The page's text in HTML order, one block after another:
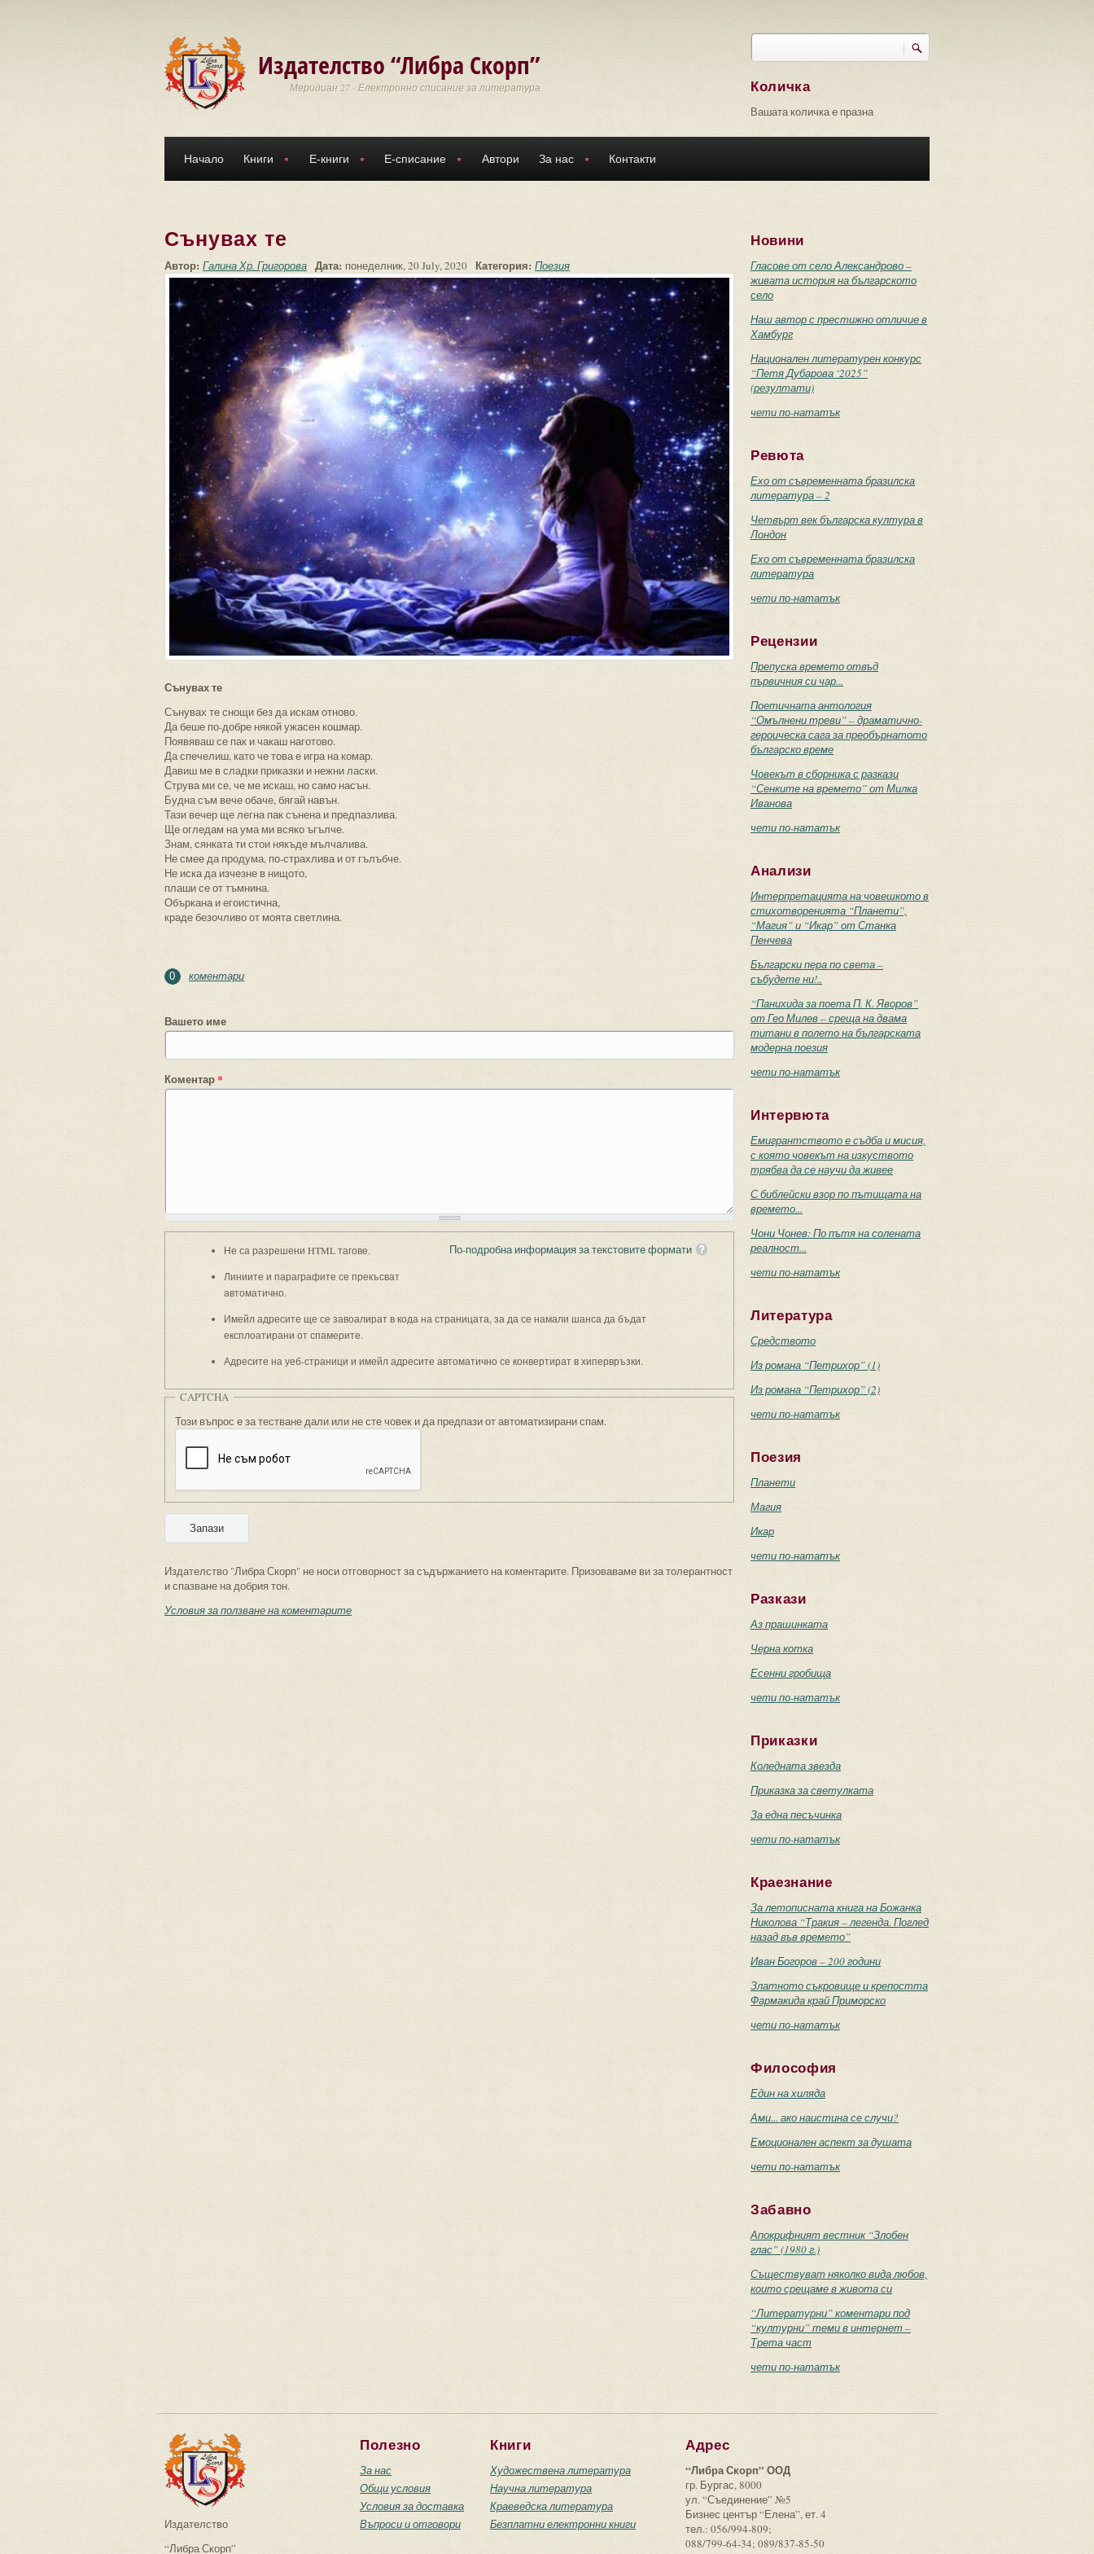
Издателство “Либра Скорп”
Меридиан 27 - Електронно списание за литература
Търси
Количка
Вашата количка е празна
Начало Книги Е-книги Е-списание Автори За нас Контакти
Сънувах те
Автор: Галина Хр. Григорова Дата: понеделник, 20 July, 2020 Категория: Поезия
Сънувах те
Сънувах те снощи без да искам отново.
Да беше по-добре някой ужасен кошмар.
Появяваш се пак и чакаш наготово.
Да спечелиш, като че това е игра на комар.
Давиш ме в сладки приказки и нежни ласки.
Струва ми се, че ме искаш, но само насън.
Будна съм вече обаче, бягай навън.
Тази вечер ще легна пак сънена и предпазлива.
Ще огледам на ума ми всяко ъгълче.
Знам, сянката ти стои някъде мълчалива.
Не смее да продума, по-страхлива и от гълъбче.
Не иска да изчезне в нищото,
плаши се от тъмнина.
Объркана и егоистична,
краде безочливо от моята светлина.
0 коментари
Вашето име
Коментар*
По-подробна информация за текстовите формати
Не са разрешени HTML тагове.
Линиите и параграфите се прекъсват
автоматично.
Имейл адресите ще се завоалират в кода на страницата, за да се намали шанса да бъдат
експлоатирани от спамерите.
Адресите на уеб-страници и имейл адресите автоматично се конвертират в хипервръзки.
CAPTCHA
Този въпрос е за тестване дали или не сте човек и да предпази от автоматизирани спам.
Издателство "Либра Скорп" не носи отговорност за съдържанието на коментарите. Призоваваме ви за толерантност
и спазване на добрия тон.
Условия за ползване на коментарите
Новини
Гласове от село Александрово –
живата история на българското
село
Наш автор с престижно отличие в
Хамбург
Национален литературен конкурс
“Петя Дубарова ‘2025”
(резултати)
чети по-нататък
Ревюта
Ехо от съвременната бразилска
литература – 2
Четвърт век българска култура в
Лондон
Ехо от съвременната бразилска
литература
чети по-нататък
Рецензии
Препуска времето отвъд
първичния си чар...
Поетичната антология
“Омълнени треви” – драматично-
героическа сага за преобърнатото
българско време
Човекът в сборника с разкази
“Сенките на времето” от Милка
Иванова
чети по-нататък
Анализи
Интерпретацията на човешкото в
стихотворенията “Планети”,
“Магия” и “Икар” от Станка
Пенчева
Български пера по света –
събудете ни!..
“Панихида за поета П. К. Яворов”
от Гео Милев – среща на двама
титани в полето на българската
модерна поезия
чети по-нататък
Интервюта
Емигрантството е съдба и мисия,
с която човекът на изкуството
трябва да се научи да живее
С библейски взор по пътищата на
времето...
Чони Чонев: По пътя на солената
реалност...
чети по-нататък
Литература
Средството
Из романа “Петрихор” (1)
Из романа “Петрихор” (2)
чети по-нататък
Поезия
Планети
Магия
Икар
чети по-нататък
Разкази
Аз прашинката
Черна котка
Есенни гробища
чети по-нататък
Приказки
Коледната звезда
Приказка за светулката
За една песъчинка
чети по-нататък
Краезнание
За летописната книга на Божанка
Николова “Тракия – легенда. Поглед
назад във времето”
Иван Богоров – 200 години
Златното съкровище и крепостта
Фармакида край Приморско
чети по-нататък
Философия
Един на хиляда
Ами... ако наистина се случи?
Емоционален аспект за душата
чети по-нататък
Забавно
Апокрифният вестник “Злобен
глас” (1980 г.)
Съществуват няколко вида любов,
които срещаме в живота си
“Литературни” коментари под
“културни” теми в интернет –
Трета част
чети по-нататък
Издателство
“Либра Скорп”
Полезно
За нас
Общи условия
Условия за доставка
Въпроси и отговори
Книги
Художествена литература
Научна литература
Краеведска литература
Безплатни електронни книги
Адрес
“Либра Скорп” ООД
гр. Бургас, 8000
ул. “Съединение” №5
Бизнес център “Елена”, ет. 4
тел.: 056/994-809;
088/799-64-34; 089/837-85-50